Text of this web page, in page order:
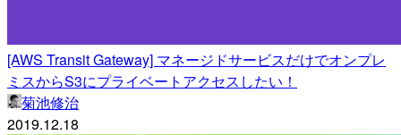
[AWS Transit Gateway] マネージドサービスだけでオンプレ
ミスからS3にプライベートアクセスしたい！
菊池修治
2019.12.18